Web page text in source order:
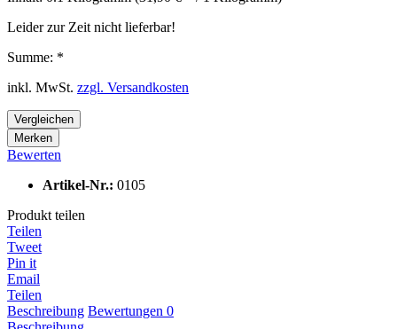
Leider zur Zeit nicht lieferbar!
Summe: *
inkl. MwSt. zzgl. Versandkosten
Vergleichen
Merken
Bewerten
Artikel-Nr.: 0105
Produkt teilen
Teilen
Tweet
Pin it
Email
Teilen
Beschreibung Bewertungen 0